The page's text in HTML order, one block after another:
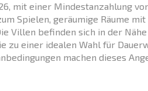
mit einer Mindestanzahlung
Spielen, geräumige Räume
Villen befinden sich in der
zu einer idealen Wahl für
machen dieses